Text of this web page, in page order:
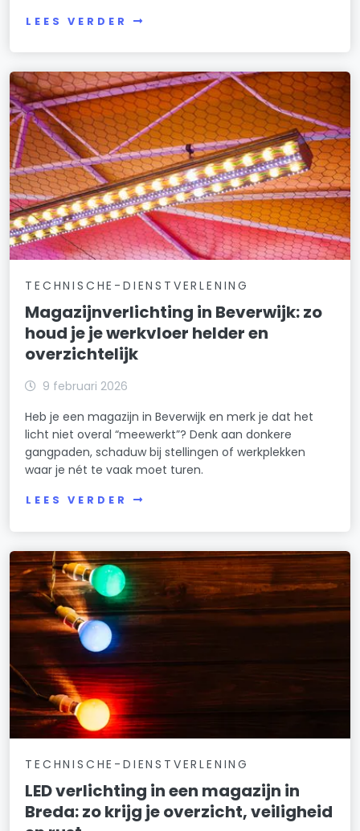
LEES VERDER
TECHNISCHE-DIENSTVERLENING
Magazijnverlichting in Beverwijk: zo
houd je je werkvloer helder en
overzichtelijk
9 februari 2026
Heb je een magazijn in Beverwijk en merk je dat het
licht niet overal “meewerkt”? Denk aan donkere
gangpaden, schaduw bij stellingen of werkplekken
waar je nét te vaak moet turen.
LEES VERDER
TECHNISCHE-DIENSTVERLENING
LED verlichting in een magazijn in
Breda: zo krijg je overzicht, veiligheid